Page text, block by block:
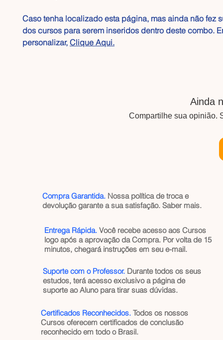
Caso tenha localizado esta página, mas ainda não fez
dos cursos para serem inseridos dentro deste combo.
personalizar, Clique Aqui.
Ainda
Compartilhe sua opinião.
Compra Garantida. Nossa política de troca e
devolução garante a sua satisfação. Saber mais.
Entrega Rápida. Você recebe acesso aos Cursos
logo após a aprovação da Compra. Por volta de 15
minutos, chegará instruções em seu e-mail.
Suporte com o Professor. Durante todos os seus
estudos, terá acesso exclusivo a página de
suporte ao Aluno para tirar suas dúvidas.
Certificados Reconhecidos. Todos os nossos
Cursos oferecem certificados de conclusão
reconhecido em todo o Brasil.